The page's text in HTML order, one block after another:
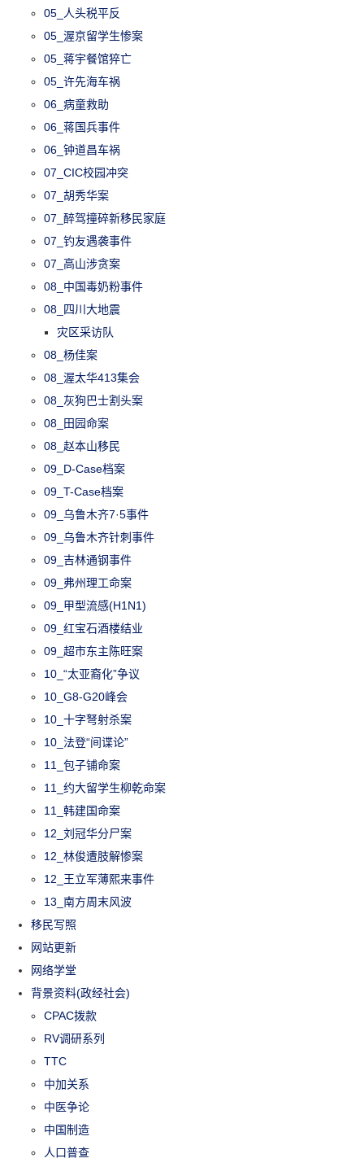
05_人头税平反
05_渥京留学生惨案
05_蒋宇餐馆猝亡
05_许先海车祸
06_病童救助
06_蒋国兵事件
06_钟道昌车祸
07_CIC校园冲突
07_胡秀华案
07_醉驾撞碎新移民家庭
07_钓友遇袭事件
07_高山涉贪案
08_中国毒奶粉事件
08_四川大地震
灾区采访队
08_杨佳案
08_渥太华413集会
08_灰狗巴士割头案
08_田园命案
08_赵本山移民
09_D-Case档案
09_T-Case档案
09_乌鲁木齐7·5事件
09_乌鲁木齐针刺事件
09_吉林通钢事件
09_弗州理工命案
09_甲型流感(H1N1)
09_红宝石酒楼结业
09_超市东主陈旺案
10_“太亚裔化”争议
10_G8-G20峰会
10_十字弩射杀案
10_法登“间谍论”
11_包子铺命案
11_约大留学生柳乾命案
11_韩建国命案
12_刘冠华分尸案
12_林俊遭肢解惨案
12_王立军薄熙来事件
13_南方周末风波
移民写照
网站更新
网络学堂
背景资料(政经社会)
CPAC拨款
RV调研系列
TTC
中加关系
中医争论
中国制造
人口普查